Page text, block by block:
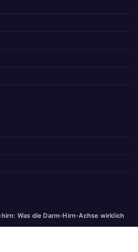
Was die Darm-Hirn-Achse wirklich